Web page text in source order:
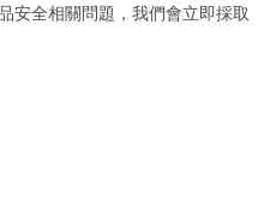
安全相關問題，我們會立即採取